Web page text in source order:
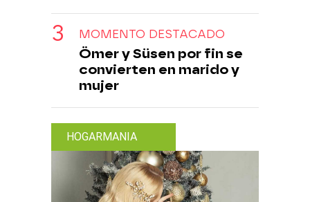
MOMENTO DESTACADO
Ömer y Süsen por fin se
convierten en marido y
mujer
HOGARMANIA